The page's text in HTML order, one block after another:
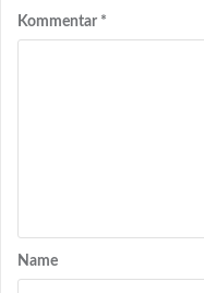
Kommentar *
Name